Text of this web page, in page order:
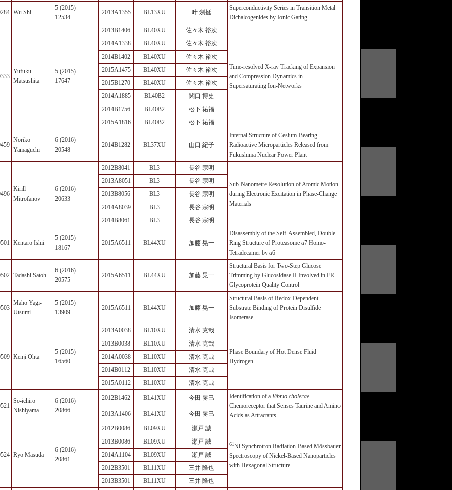
Wu Shi
5 (2015)
12534
2013A1355 BL13XU 叶 劍挺
Superconductivity Series in Transition Metal
Dichalcogenides by Ionic Gating
Yufuku
Matsushita
5 (2015)
17647
2013B1406 BL40XU 佐々木 裕次
Time-resolved X-ray Tracking of Expansion
and Compression Dynamics in
Supersaturating Ion-Networks
2014A1338 BL40XU
佐々木 裕次
2014B1402
BL40XU
佐々木 裕次
2015A1475
BL40XU
佐々木 裕次
2015B1270
BL40XU
佐々木 裕次
2014A1885
BL40B2
関口 博史
2014B1756
BL40B2
松下 祐福
2015A1816
BL40B2 松下 祐福
Noriko
Yamaguchi
6 (2016)
20548
2014B1282 BL37XU 山口 紀子
Internal Structure of Cesium-Bearing
Radioactive Microparticles Released from
Fukushima Nuclear Power Plant
Kirill
Mitrofanov
6 (2016)
20633
2012B8041 BL3 長谷 宗明
Sub-Nanometre Resolution of Atomic Motion
during Electronic Excitation in Phase-Change
Materials
2013A8051 BL3
長谷 宗明
2013B8056
BL3
長谷 宗明
2014A8039
BL3
長谷 宗明
2014B8061
BL3 長谷 宗明
Kentaro Ishii
5 (2015)
18167
2015A6511 BL44XU 加藤 晃一
Disassembly of the Self-Assembled, Double-
Ring Structure of Proteasome α7 Homo-
Tetradecamer by α6
Tadashi Satoh
6 (2016)
20575
2015A6511 BL44XU 加藤 晃一
Structural Basis for Two-Step Glucose
Trimming by Glucosidase II Involved in ER
Glycoprotein Quality Control
Maho Yagi-
Utsumi
5 (2015)
13909
2015A6511 BL44XU 加藤 晃一
Structural Basis of Redox-Dependent
Substrate Binding of Protein Disulfide
Isomerase
Kenji Ohta
5 (2015)
16560
2013A0038 BL10XU 清水 克哉
Phase Boundary of Hot Dense Fluid
Hydrogen
2013B0038 BL10XU
清水 克哉
2014A0038
BL10XU
清水 克哉
2014B0112
BL10XU
清水 克哉
2015A0112
BL10XU 清水 克哉
So-ichiro
Nishiyama
6 (2016)
20866
2012B1462 BL41XU 今田 勝巳 Identification of a Vibrio cholerae
Chemoreceptor that Senses Taurine and Amino
Acids as Attractants
2013A1406 BL41XU 今田 勝巳
Ryo Masuda
6 (2016)
20861
2012B0086 BL09XU 瀬戸 誠
61Ni Synchrotron Radiation-Based Mössbauer
Spectroscopy of Nickel-Based Nanoparticles
with Hexagonal Structure
2013B0086 BL09XU
瀬戸 誠
2014A1104
BL09XU
瀬戸 誠
2012B3501
BL11XU
三井 隆也
2013B3501
BL11XU 三井 隆也